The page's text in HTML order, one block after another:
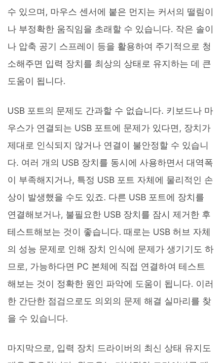
수 있으며, 마우스 센서에 붙은 먼지는 커서의 떨림이
나 부정확한 움직임을 초래할 수 있습니다. 작은 솔이
나 압축 공기 스프레이 등을 활용하여 주기적으로 청
소해주면 입력 장치를 최상의 상태로 유지하는 데 큰
도움이 됩니다.
USB 포트의 문제도 간과할 수 없습니다. 키보드나 마
우스가 연결되는 USB 포트에 문제가 있다면, 장치가
제대로 인식되지 않거나 연결이 불안정할 수 있습니
다. 여러 개의 USB 장치를 동시에 사용하면서 대역폭
이 부족해지거나, 특정 USB 포트 자체에 물리적인 손
상이 발생했을 수도 있죠. 다른 USB 포트에 장치를
연결해보거나, 불필요한 USB 장치를 잠시 제거한 후
테스트해보는 것이 좋습니다. 때로는 USB 허브 자체
의 성능 문제로 인해 장치 인식에 문제가 생기기도 하
므로, 가능하다면 PC 본체에 직접 연결하여 테스트
해보는 것이 정확한 원인 파악에 도움이 됩니다. 이러
한 간단한 점검으로도 의외의 문제 해결 실마리를 찾
을 수 있습니다.
마지막으로, 입력 장치 드라이버의 최신 상태 유지도